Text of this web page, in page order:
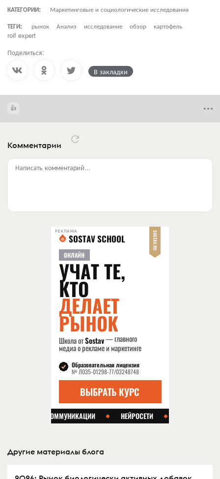
КАТЕГОРИИ:
Маркетинговые и социологические исследования
ТЕГИ:
рынок Анализ исследование обзор
картофель
roif expert
Поделиться:
В закладки
Комментарии
Написать комментарий...
РЕКЛАМА
Другие материалы блога